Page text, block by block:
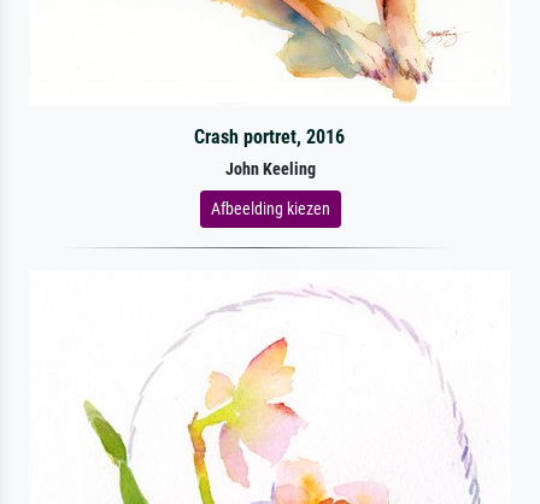
Crash portret, 2016
John Keeling
Afbeelding kiezen